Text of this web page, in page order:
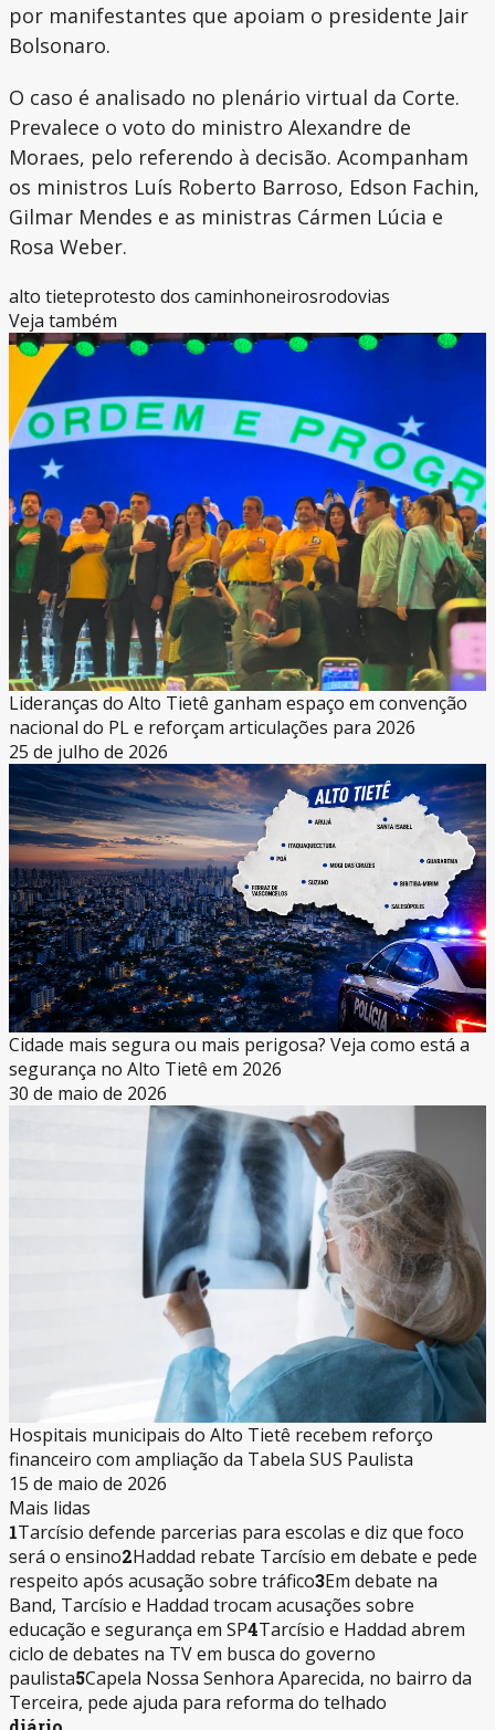
por manifestantes que apoiam o presidente Jair
Bolsonaro.
O caso é analisado no plenário virtual da Corte.
Prevalece o voto do ministro Alexandre de
Moraes, pelo referendo à decisão. Acompanham
os ministros Luís Roberto Barroso, Edson Fachin,
Gilmar Mendes e as ministras Cármen Lúcia e
Rosa Weber.
alto tieteprotesto dos caminhoneirosrodovias
Veja também
Lideranças do Alto Tietê ganham espaço em convenção
nacional do PL e reforçam articulações para 2026
25 de julho de 2026
Cidade mais segura ou mais perigosa? Veja como está a
segurança no Alto Tietê em 2026
30 de maio de 2026
Hospitais municipais do Alto Tietê recebem reforço
financeiro com ampliação da Tabela SUS Paulista
15 de maio de 2026
Mais lidas
1Tarcísio defende parcerias para escolas e diz que foco
será o ensino2Haddad rebate Tarcísio em debate e pede
respeito após acusação sobre tráfico3Em debate na
Band, Tarcísio e Haddad trocam acusações sobre
educação e segurança em SP4Tarcísio e Haddad abrem
ciclo de debates na TV em busca do governo
paulista5Capela Nossa Senhora Aparecida, no bairro da
Terceira, pede ajuda para reforma do telhado